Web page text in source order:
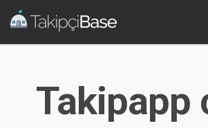
Takipapp